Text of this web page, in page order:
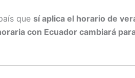
que sí aplica el horario de
con Ecuador cambiará